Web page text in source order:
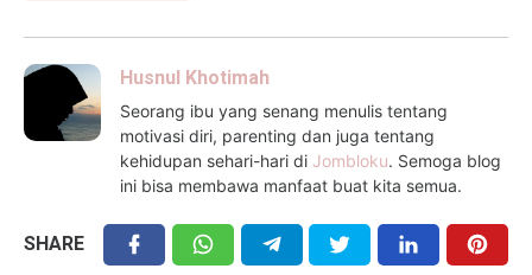
Husnul Khotimah
Seorang ibu yang senang menulis tentang
motivasi diri, parenting dan juga tentang
kehidupan sehari-hari di Jombloku. Semoga blog
ini bisa membawa manfaat buat kita semua.
SHARE